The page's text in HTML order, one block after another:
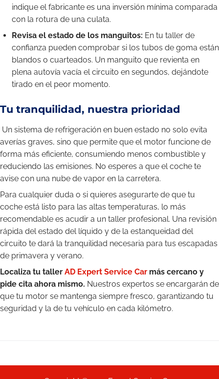
indique el fabricante es una inversión mínima comparada
con la rotura de una culata.
Revisa el estado de los manguitos: En tu taller de
confianza pueden comprobar si los tubos de goma están
blandos o cuarteados. Un manguito que revienta en
plena autovía vacía el circuito en segundos, dejándote
tirado en el peor momento.
Tu tranquilidad, nuestra prioridad
Un sistema de refrigeración en buen estado no solo evita
averías graves, sino que permite que el motor funcione de
forma más eficiente, consumiendo menos combustible y
reduciendo las emisiones. No esperes a que el coche te
avise con una nube de vapor en la carretera.
Para cualquier duda o si quieres asegurarte de que tu
coche está listo para las altas temperaturas, lo más
recomendable es acudir a un taller profesional. Una revisión
rápida del estado del líquido y de la estanqueidad del
circuito te dará la tranquilidad necesaria para tus escapadas
de primavera y verano.
Localiza tu taller AD Expert Service Car más cercano y
pide cita ahora mismo. Nuestros expertos se encargarán de
que tu motor se mantenga siempre fresco, garantizando tu
seguridad y la de tu vehículo en cada kilómetro.